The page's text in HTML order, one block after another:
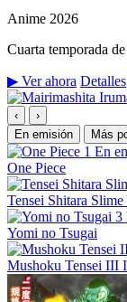
Anime 2026
Cuarta temporada
▶ Ver ahora Detalles
‹
›
En emisión
Más
1 En
One Piece
Tensei Shitara
3
Yomi no Tsugai
Mushoku Tensei III